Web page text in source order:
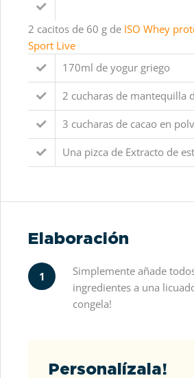
2 cacitos de 60 g de ISO Whey
Sport Live
170ml de yogur griego
2 cucharas de mantequilla
3 cucharas de cacao en
Una pizca de Extracto de
Elaboración
1
Simplemente añade
ingredientes a una
congela!
Personalízala!